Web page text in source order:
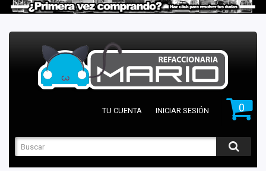
0
TU CUENTA INICIAR SESIÓN